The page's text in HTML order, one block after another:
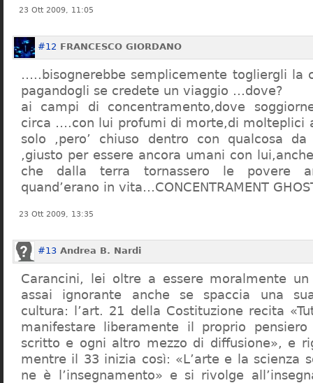
23 Ott 2009, 11:05
#12 FRANCESCO GIORDANO
…..bisognerebbe semplicemente togliergli la
pagandogli se credete un viaggio …dove?
ai campi di concentramento,dove
circa ….con lui profumi di morte,di molteplici
solo ,pero’ chiuso dentro con qualcosa
,giusto per essere ancora umani con
che dalla terra tornassero le povere
quand’erano in vita…CONCENTRAMENT
23 Ott 2009, 13:35
#13 Andrea B. Nardi
Carancini, lei oltre a essere moralmente
assai ignorante anche se spaccia una
cultura: l’art. 21 della Costituzione recita
manifestare liberamente il proprio
scritto e ogni altro mezzo di diffusione», e
mentre il 33 inizia così: «L’arte e la scienza
ne è l’insegnamento» e si rivolge